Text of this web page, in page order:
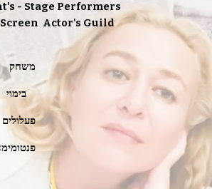
Acting - Stunt's - Stage Performers
Screen Actor's Guild
משחק
בימוי
פעלולים
פנטומימה